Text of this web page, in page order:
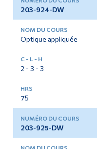
203-924-DW
Optique appliquée
2 - 3 - 3
75
203-925-DW